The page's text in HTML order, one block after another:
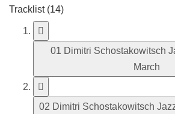
Tracklist (14)
01 Dimitri Schostakowitsch
March
02 Dimitri Schostakowitsch